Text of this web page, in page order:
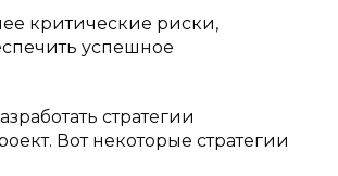
критические риски,
успешное
стратегии
Вот некоторые стратегии